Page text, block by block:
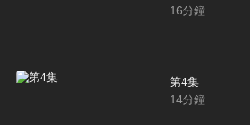
16分鐘
第4集
14分鐘